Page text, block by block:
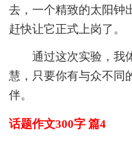
去，一个精致的太阳钟
赶快让它正式上岗了。
通过这次实验，我
慧，只要你有与众不同
伴。
话题作文300字 篇4